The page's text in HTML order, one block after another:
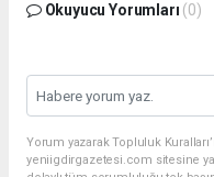
Okuyucu Yorumları (0)
Yorum yazarak Topluluk
yeniigdirgazetesi.com sitesine